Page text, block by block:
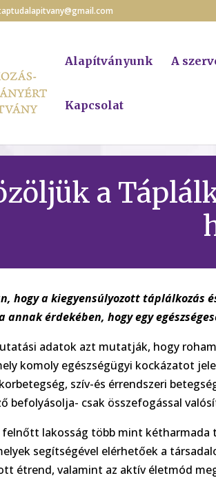
Alapítványunk A
Kapcsolat
a
hogy a kiegyensúlyozott táplálkozás
annak érdekében, hogy egy
adatok azt mutatják, hogy
komoly egészségügyi kockázatot
szív-és érrendszeri
befolyásolja- csak összefogással
felnőtt lakosság több mint
segítségével elérhetőek a
étrend, valamint az aktív életmód